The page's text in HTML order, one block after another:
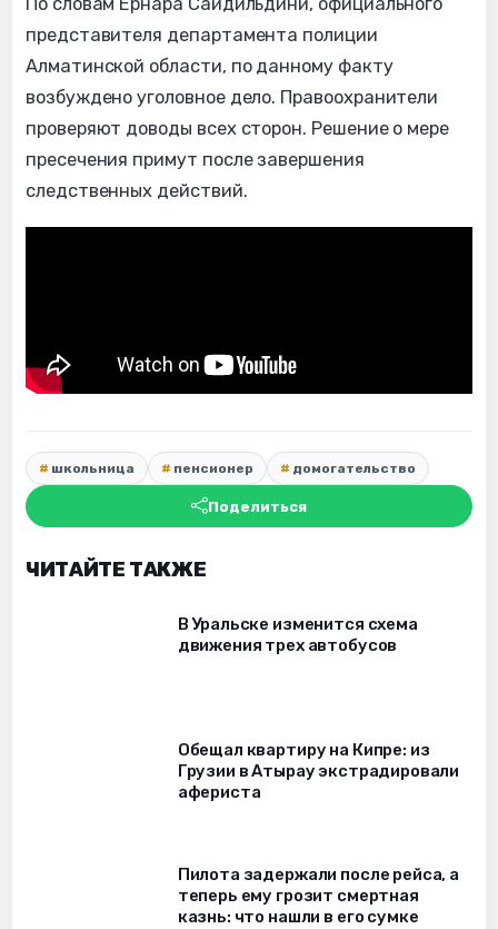
представителя департамента полиции
Алматинской области, по данному факту
возбуждено уголовное дело. Правоохранители
проверяют доводы всех сторон. Решение о мере
пресечения примут после завершения
следственных действий.
школьница пенсионер домогательство
Поделиться
ЧИТАЙТЕ ТАКЖЕ
В Уральске изменится схема
движения трех автобусов
Обещал квартиру на Кипре: из
Грузии в Атырау экстрадировали
афериста
Пилота задержали после рейса, а
теперь ему грозит смертная
казнь: что нашли в его сумке